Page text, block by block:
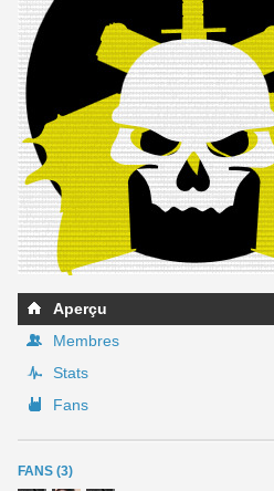
Aperçu
Membres
Stats
Fans
FANS (3)